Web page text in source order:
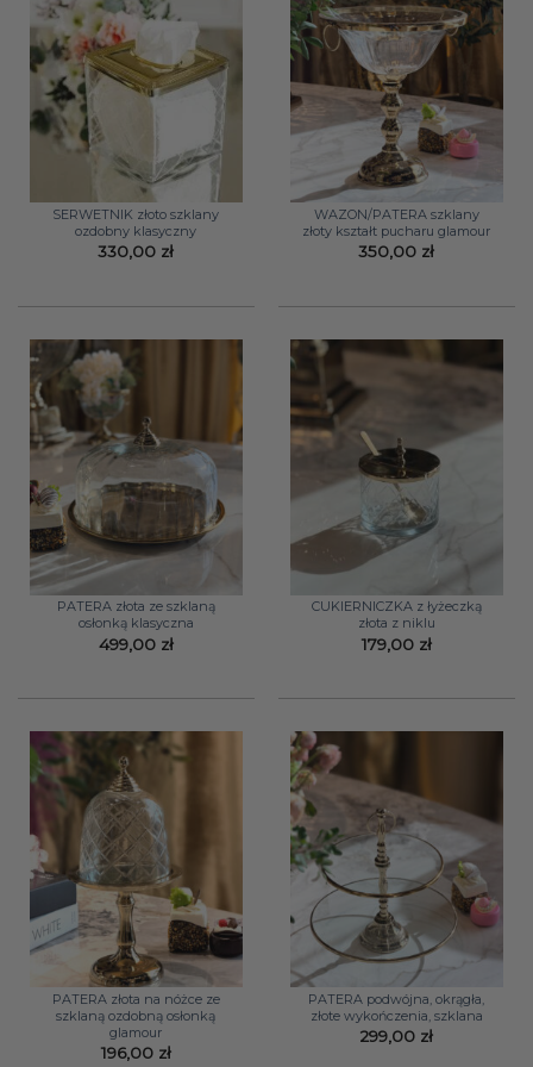
SERWETNIK złoto szklany
ozdobny klasyczny
330,00 zł
WAZON/PATERA szklany
złoty kształt pucharu glamour
350,00 zł
PATERA złota ze szklaną
osłonką klasyczna
499,00 zł
CUKIERNICZKA z łyżeczką
złota z niklu
179,00 zł
PATERA złota na nóżce ze
szklaną ozdobną osłonką
glamour
196,00 zł
PATERA podwójna, okrągła,
złote wykończenia, szklana
299,00 zł